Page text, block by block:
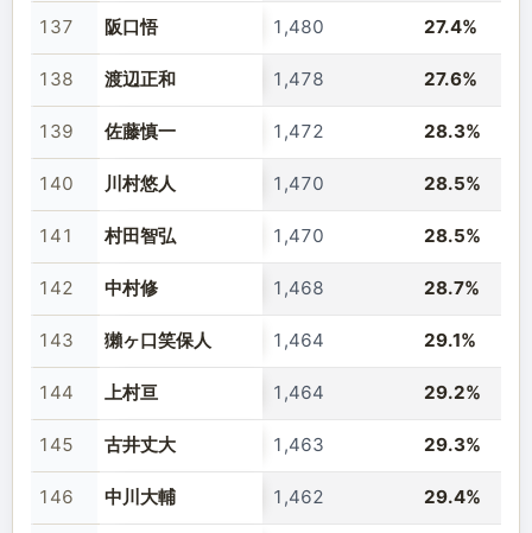
137 阪口悟 1,480 27.4%
138 渡辺正和 1,478 27.6%
139 佐藤慎一 1,472 28.3%
140 川村悠人 1,470 28.5%
141 村田智弘 1,470 28.5%
142 中村修 1,468 28.7%
143 獺ヶ口笑保人 1,464 29.1%
144 上村亘 1,464 29.2%
145 古井丈大 1,463 29.3%
146 中川大輔 1,462 29.4%